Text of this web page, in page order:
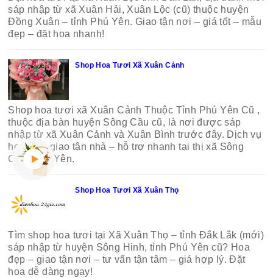
sáp nhập từ xã Xuân Hải, Xuân Lộc (cũ) thuộc huyện
Đồng Xuân – tỉnh Phú Yên. Giao tận nơi – giá tốt – mẫu
đẹp – đặt hoa nhanh!
Shop Hoa Tươi Xã Xuân Cảnh
Shop hoa tươi xã Xuân Cảnh Thuộc Tỉnh Phú Yên Cũ ,
thuộc địa bàn huyện Sông Cầu cũ, là nơi được sáp
nhập từ xã Xuân Cảnh và Xuân Bình trước đây. Dịch vụ
hoa tươi giao tận nhà – hỗ trợ nhanh tại thị xã Sông
Cầu, Phú Yên.
Shop Hoa Tươi Xã Xuân Thọ
Tìm shop hoa tươi tại Xã Xuân Thọ – tỉnh Đắk Lắk (mới)
sáp nhập từ huyện Sông Hinh, tỉnh Phú Yên cũ? Hoa
đẹp – giao tận nơi – tư vấn tận tâm – giá hợp lý. Đặt
hoa dễ dàng ngay!